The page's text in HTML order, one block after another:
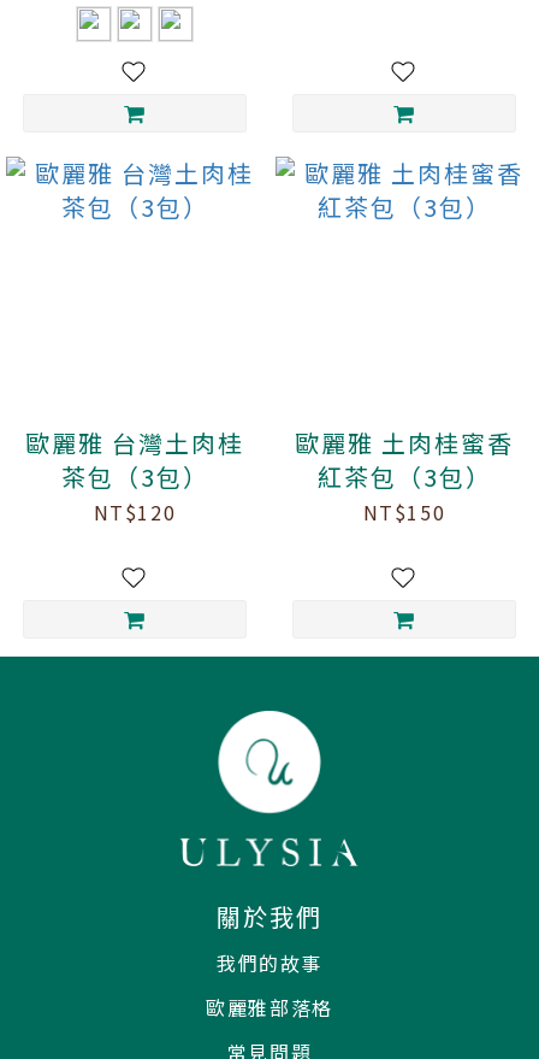
歐麗雅 台灣土肉桂
茶包（3包）
NT$120
歐麗雅 土肉桂蜜香
紅茶包（3包）
NT$150
關於我們
我們的故事
歐麗雅部落格
常見問題